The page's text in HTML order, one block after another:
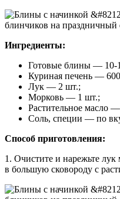
Ингредиенты:
Готовые блины — 10-
Куриная печень —
Лук — 2 шт.;
Морковь — 1 шт.;
Растительное масло
Соль, специи — по
Способ приготовления:
1. Очистите и нарежьте
в большую сковороду с